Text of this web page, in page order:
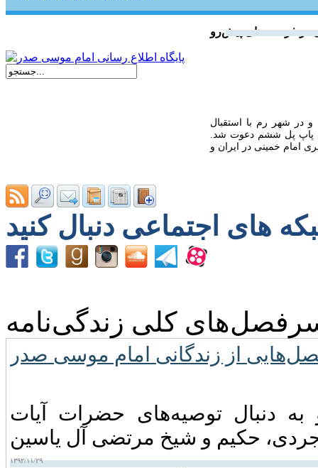
و در شهر رم با استقبال
پاپ پل ششم دعوت شد.
کلی زندگی‌نامه
از زندگانی امام موسی صدر
موسی صدر در اواخر سال ۱۳۳۸ و به دنبال توصیه‌های حضرات آیات
۱۳۹۲/۱۱/۲۹